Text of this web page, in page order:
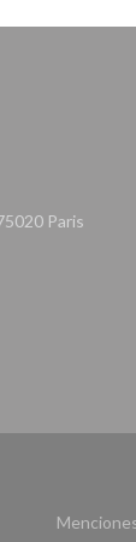
Paris((abre